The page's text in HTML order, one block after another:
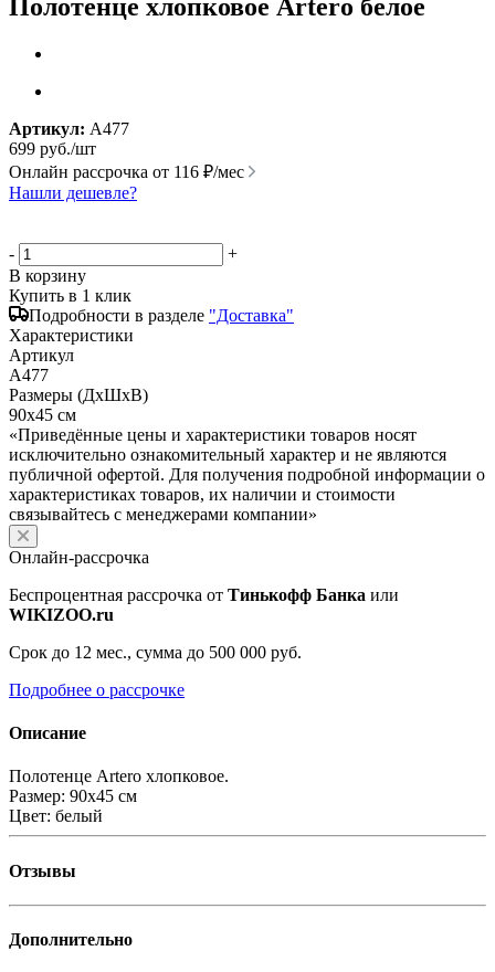
Полотенце хлопковое Artero белое
Артикул: A477
699 руб./шт
Онлайн рассрочка от 116 ₽/мес
Нашли дешевле?
-
+
В корзину
Купить в 1 клик
Подробности в разделе "Доставка"
Характеристики
Артикул
A477
Размеры (ДхШхВ)
90х45 см
«Приведённые цены и характеристики товаров носят
исключительно ознакомительный характер и не являются
публичной офертой. Для получения подробной информации о
характеристиках товаров, их наличии и стоимости
связывайтесь с менеджерами компании»
Онлайн-рассрочка
Беспроцентная рассрочка от Тинькофф Банка или
WIKIZOO.ru
Срок до 12 мес., сумма до 500 000 руб.
Подробнее о рассрочке
Описание
Полотенце Artero хлопковое.
Размер: 90х45 см
Цвет: белый
Отзывы
Дополнительно